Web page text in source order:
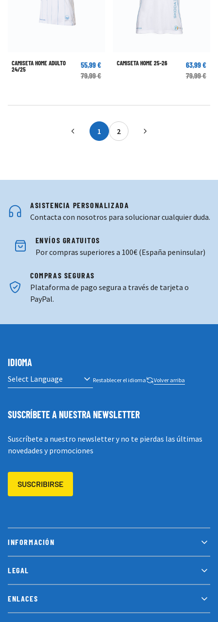
CAMISETA HOME ADULTO
24/25
55,99 €
79,99 €
CAMISETA HOME 25-26
63,99 €
79,99 €
Actualmente estás leyendo página
1
Página
2
ASISTENCIA PERSONALIZADA
Contacta con nosotros para solucionar cualquier duda.
ENVÍOS GRATUITOS
Por compras superiores a 100€ (España peninsular)
COMPRAS SEGURAS
Plataforma de pago segura a través de tarjeta o
PayPal.
INFORMACIÓN
LEGAL
ENLACES
IDIOMA
Restablecer el idioma Volver arriba
SUSCRÍBETE A NUESTRA NEWSLETTER
Suscríbete a nuestro newsletter y no te pierdas las últimas
novedades y promociones
SUSCRIBIRSE